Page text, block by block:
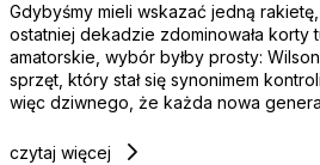
Gdybyśmy mieli wskazać jedną
ostatniej dekadzie zdominowała korty
amatorskie, wybór byłby prosty:
sprzęt, który stał się synonimem
więc dziwnego, że każda nowa
czytaj więcej